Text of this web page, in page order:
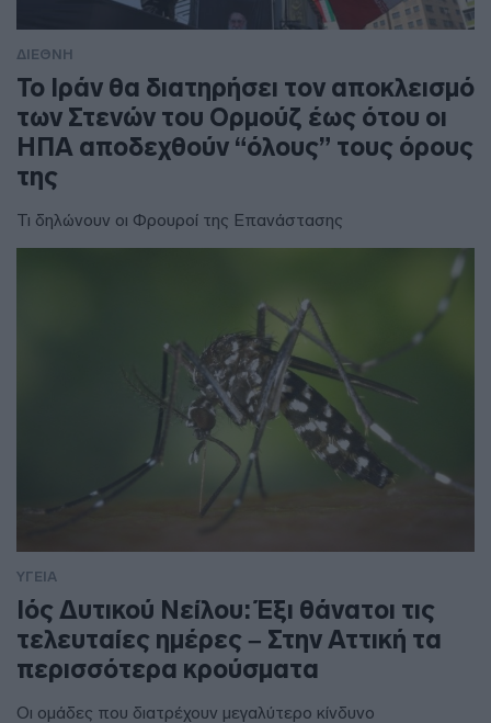
ΔΙΕΘΝΗ
To Ιράν θα διατηρήσει τον αποκλεισμό
των Στενών του Ορμούζ έως ότου οι
ΗΠΑ αποδεχθούν “όλους” τους όρους
της
Τι δηλώνουν οι Φρουροί της Επανάστασης
ΥΓΕΙΑ
Ιός Δυτικού Νείλου: Έξι θάνατοι τις
τελευταίες ημέρες – Στην Αττική τα
περισσότερα κρούσματα
Οι ομάδες που διατρέχουν μεγαλύτερο κίνδυνο